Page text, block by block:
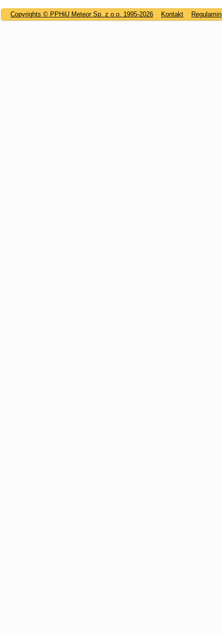
Copyrights © PPHiU Meteor Sp. z o.o. 1995-2026 Kontakt Regulamin